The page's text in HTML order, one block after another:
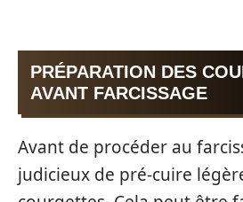
PRÉPARATION DES
AVANT FARCISSAGE
Avant de procéder au
judicieux de pré-cuire